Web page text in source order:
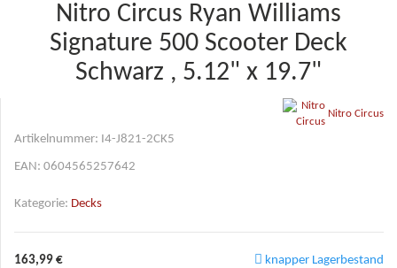
Nitro Circus Ryan Williams
Signature 500 Scooter Deck
Schwarz , 5.12" x 19.7"
Nitro Circus
Artikelnummer: I4-J821-2CK5
EAN: 0604565257642
Kategorie: Decks
163,99 €
knapper Lagerbestand